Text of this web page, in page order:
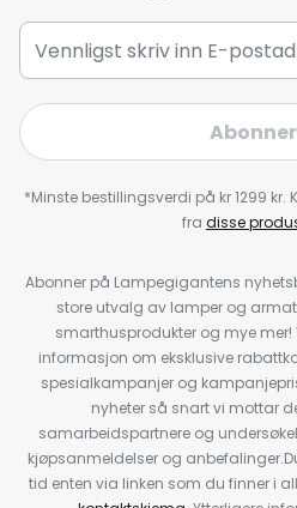
*Minste bestillingsverdi på kr 1299 kr.
fra disse
Abonner på Lampegigantens
store utvalg av lamper og
smarthusprodukter og mye
informasjon om eksklusive
spesialkampanjer og
nyheter så snart vi mottar
samarbeidspartnere og
kjøpsanmeldelser og
tid enten via linken som du finner i